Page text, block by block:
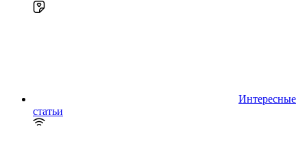
Интересные
статьи